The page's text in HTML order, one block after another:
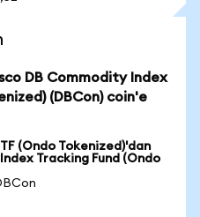
DB Commodity Index
(DBCon) coin'e
(Ondo Tokenized)'dan
Tracking Fund (Ondo